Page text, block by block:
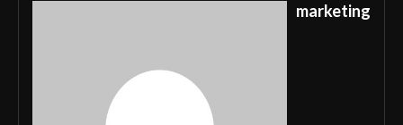
marketing